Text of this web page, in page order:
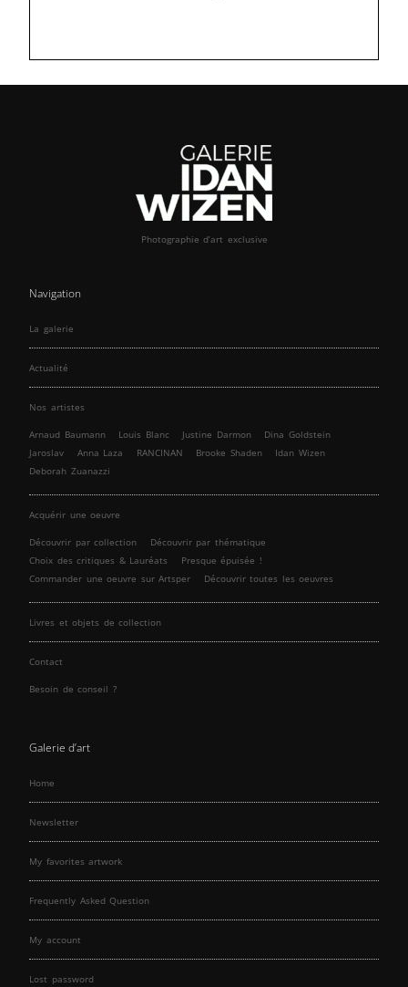
Photographie d’art exclusive
Navigation
La galerie
Actualité
Nos artistes
Arnaud Baumann Louis Blanc Justine Darmon
Dina Goldstein
Jaroslav
Anna Laza RANCINAN Brooke Shaden
Idan Wizen
Deborah Zuanazzi
Acquérir une oeuvre
Découvrir par collection
Découvrir par thématique
Choix des critiques & Lauréats
Presque épuisée !
Commander une oeuvre sur Artsper
Découvrir toutes les oeuvres
Livres et objets de collection
Contact
Besoin de conseil ?
Galerie d’art
Home
Newsletter
My favorites artwork
Frequently Asked Question
My account
Lost password